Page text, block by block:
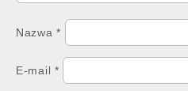
Nazwa*
E-mail *